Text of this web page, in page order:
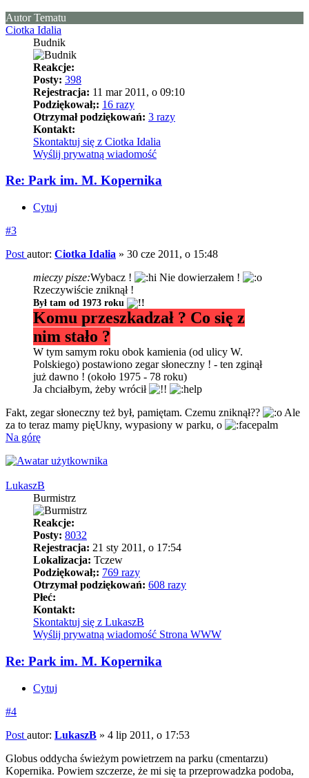
Autor Tematu
Ciotka Idalia
Budnik
Reakcje:
Posty: 398
Rejestracja: 11 mar 2011, o 09:10
Podziękował;: 16 razy
Otrzymał podziękowań: 3 razy
Kontakt:
Skontaktuj się z Ciotka Idalia
Wyślij prywatną wiadomość
Re: Park im. M. Kopernika
Cytuj
#3
Post autor: Ciotka Idalia » 30 cze 2011, o 15:48
mieczy pisze:Wybacz !
Nie dowierzałem !
Rzeczywiście zniknął !
Był tam od 1973 roku
Komu przeszkadzał ? Co się z
nim stało ?
W tym samym roku obok kamienia (od ulicy W.
Polskiego) postawiono zegar słoneczny ! - ten zginął
już dawno ! (około 1975 - 78 roku)
Ja chciałbym, żeby wrócił
Fakt, zegar słoneczny też był, pamiętam. Czemu zniknął??
Ale
za to teraz mamy pięUkny, wypasiony w parku, o
Na górę
LukaszB
Burmistrz
Reakcje:
Posty: 8032
Rejestracja: 21 sty 2011, o 17:54
Lokalizacja: Tczew
Podziękował;: 769 razy
Otrzymał podziękowań: 608 razy
Płeć:
Kontakt:
Skontaktuj się z LukaszB
Wyślij prywatną wiadomość Strona WWW
Re: Park im. M. Kopernika
Cytuj
#4
Post autor: LukaszB » 4 lip 2011, o 17:53
Globus oddycha świeżym powietrzem na parku (cmentarzu)
Kopernika. Powiem szczerze, że mi się ta przeprowadzka podoba,